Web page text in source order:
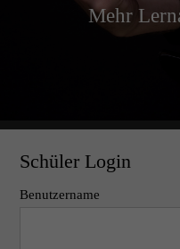
Mehr
Schüler Login
Benutzername